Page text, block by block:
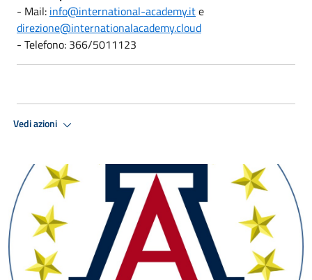
- Mail: info@international-academy.ite
direzione@internationalacademy.cloud
- Telefono: 366/5011123
Vedi azioni